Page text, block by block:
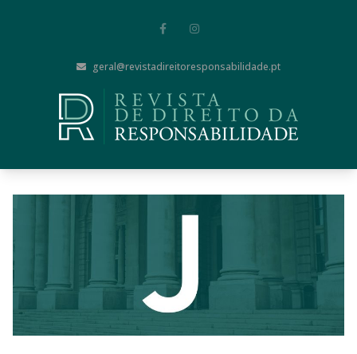
geral@revistadireitoresponsabilidade.pt